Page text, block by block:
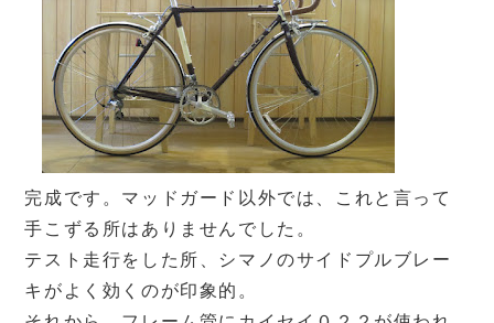
完成です。マッドガード以外では、これと言って
手こずる所はありませんでした。
テスト走行をした所、シマノのサイドプルブレー
キがよく効くのが印象的。